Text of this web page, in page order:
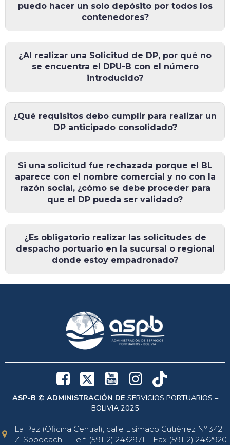
puedo hacer un solo depósito por todos los
contenedores?
¿Al realizar una Solicitud de DP, por qué no
se encuentra el DPU-B con el número
introducido?
¿Qué requisitos debo cumplir para realizar un
DP anticipado consolidado?
Si una solicitud fue rechazada porque el BL
aparece con el nombre comercial y no con la
razón social, ¿cómo se debe proceder para
que el DP pueda ser validado?
¿Es obligatorio realizar las solicitudes de
despacho portuario en la sucursal o regional
donde estoy empadronado?
ASP-B © ADMINISTRACIÓN DE SERVICIOS PORTUARIOS –
BOLIVIA 2025
La Paz (Oficina Central), calle Lisímaco Gutiérrez Nº 342
Z. Sopocachi – Telf. (591-2) 2432971 – Fax (591-2) 2432920